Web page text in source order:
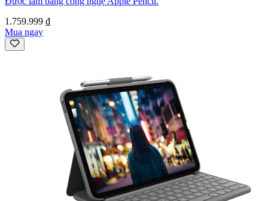
1.759.999 ₫
Mua ngay